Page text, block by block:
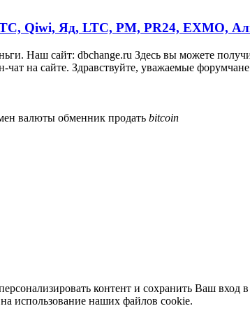
Яд, LTC, PM, PR24, EXMO,
Наш сайт: dbchange.ru Здесь вы можете
на сайте. Здравствуйте, уважаемые
валюты обменник продать bitcoin
контент и сохранить Ваш вход в
использование наших файлов cookie.